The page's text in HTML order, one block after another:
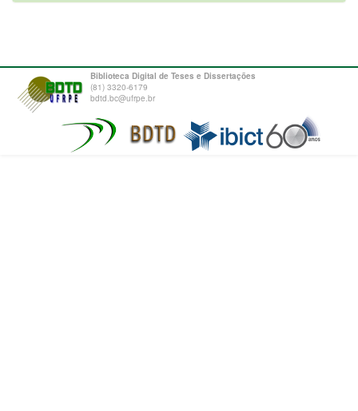
Biblioteca Digital de Teses e Dissertações
(81) 3320-6179
bdtd.bc@ufrpe.br